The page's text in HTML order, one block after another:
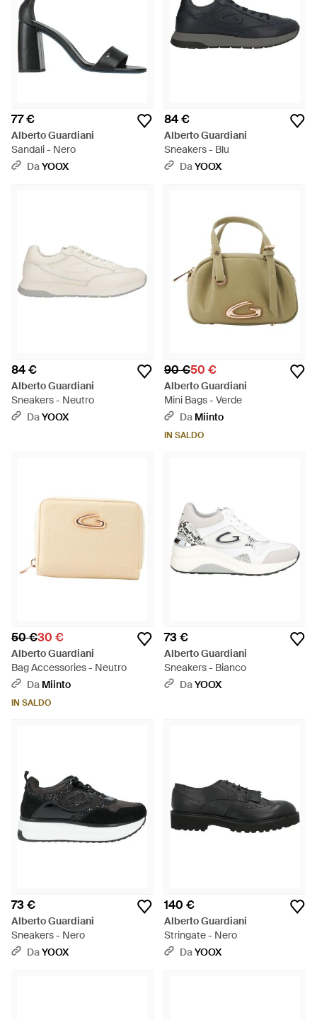
77 €
Alberto Guardiani
Sandali - Nero
DaYOOX
84 €
Alberto Guardiani
Sneakers - Blu
DaYOOX
84 €
Alberto Guardiani
Sneakers - Neutro
DaYOOX
90 €50 €
Alberto Guardiani
Mini Bags - Verde
Da Miinto
IN SALDO
50 €30 €
Alberto Guardiani
Bag Accessories - Neutro
Da Miinto
IN SALDO
73 €
Alberto Guardiani
Sneakers - Bianco
DaYOOX
73 €
Alberto Guardiani
Sneakers - Nero
DaYOOX
140 €
Alberto Guardiani
Stringate - Nero
DaYOOX